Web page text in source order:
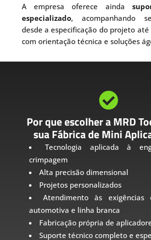
A empresa oferece ainda
especializado, acompanhando
desde a especificação do projeto até
com orientação técnica e soluções

Por que escolher a MRD
sua Fábrica de Mini
Tecnologia aplicada à
crimpagem
Alta precisão dimensional
Projetos personalizados
Atendimento às exigências
automotiva e linha branca
Fabricação própria de
Suporte técnico completo e